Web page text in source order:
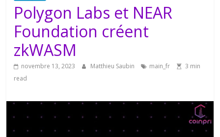
Polygon Labs et NEAR
Foundation créent
zkWASM
novembre 13, 2023 Matthieu Saubin main_fr
3 min
read